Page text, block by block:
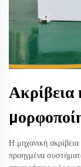
Ακρίβεια
Η μηχανική
προηγμένα